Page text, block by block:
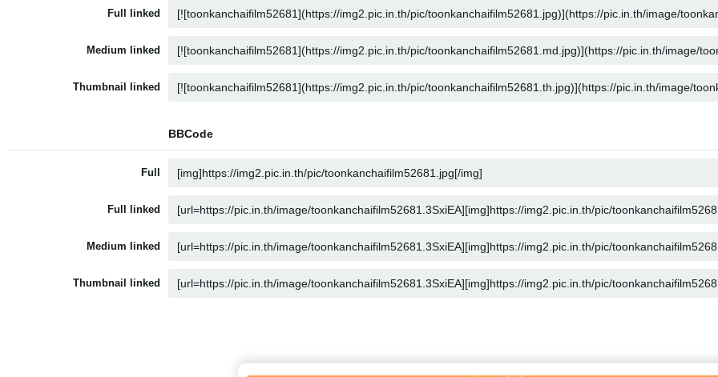
Full linked
Medium linked
Thumbnail linked
BBCode
Full
Full linked
Medium linked
Thumbnail linked